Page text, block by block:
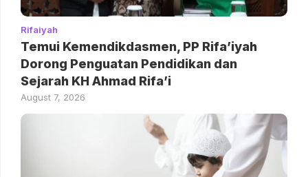
Rifaiyah
Temui Kemendikdasmen, PP Rifa’iyah
Dorong Penguatan Pendidikan dan
Sejarah KH Ahmad Rifa’i
August 7, 2026